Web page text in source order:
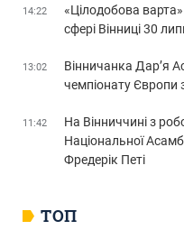
ТОП
14:22
«Цілодобова
сфері Вінниці 30
13:02
Вінничанка Дар’я
чемпіонату Європи
11:42
На Вінниччині з
Національної
Фредерік Петі